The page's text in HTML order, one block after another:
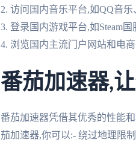
2. 访问国内音乐平台,如QQ音
3. 登录国内游戏平台,如Steam
4. 浏览国内主流门户网站和电
番茄加速器,
番茄加速器凭借其优秀的性能
茄加速器,你可以:- 绕过地理限